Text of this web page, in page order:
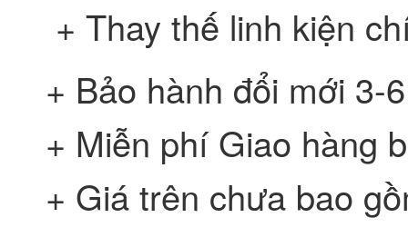
+ Thay thế linh kiện
+ Bảo hành đổi mới 3-
+ Miễn phí Giao hàng
+ Giá trên chưa bao